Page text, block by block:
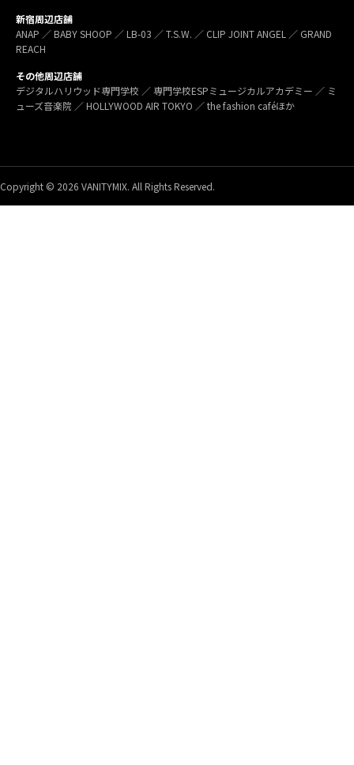
新宿周辺店舗
ANAP ／ BABY SHOOP ／ LB-03 ／ T.S.W. ／ CLIP JOINT ANGEL ／ GRAND
REACH
その他周辺店舗
デジタルハリウッド専門学校 ／ 専門学校ESPミュージカルアカデミー ／ ミ
ューズ音楽院 ／ HOLLYWOOD AIR TOKYO ／ the fashion caféほか
Copyright © 2026 VANITYMIX. All Rights Reserved.